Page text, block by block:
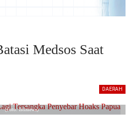
Medsos Saat
DAERAH
(Foto: Istimewa)